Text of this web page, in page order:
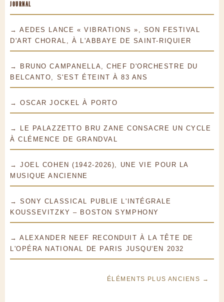
JOURNAL
→ AEDES LANCE « VIBRATIONS », SON FESTIVAL
D'ART CHORAL, À L'ABBAYE DE SAINT-RIQUIER
→ BRUNO CAMPANELLA, CHEF D'ORCHESTRE DU
BELCANTO, S'EST ÉTEINT À 83 ANS
→ OSCAR JOCKEL À PORTO
→ LE PALAZZETTO BRU ZANE CONSACRE UN CYCLE
À CLÉMENCE DE GRANDVAL
→ JOEL COHEN (1942-2026), UNE VIE POUR LA
MUSIQUE ANCIENNE
→ SONY CLASSICAL PUBLIE L'INTÉGRALE
KOUSSEVITZKY – BOSTON SYMPHONY
→ ALEXANDER NEEF RECONDUIT À LA TÊTE DE
L'OPÉRA NATIONAL DE PARIS JUSQU'EN 2032
ÉLÉMENTS PLUS ANCIENS →